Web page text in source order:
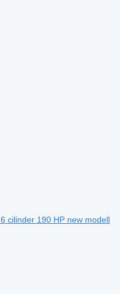
cilinder 190 HP new modell